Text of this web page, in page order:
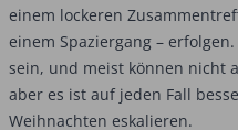
einem lockeren
einem Spaziergang –
sein, und meist können nicht
aber es ist auf jeden Fall
Weihnachten eskalieren.